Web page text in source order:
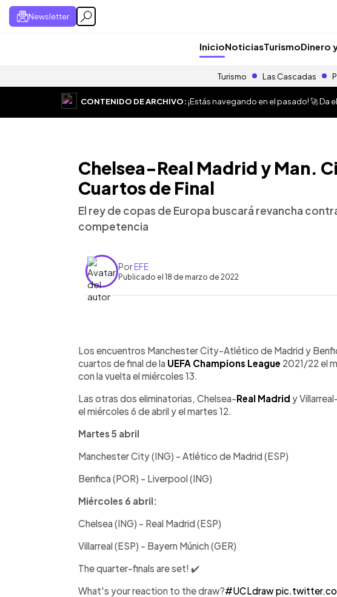
Newsletter
InicioNoticiasTurismoDinero
Turismo Las Cascadas
CONTENIDO DE ARCHIVO:¡Estás navegando en el pasado! 🚀 Da
Chelsea-Real Madrid y Man.
Cuartos de Final
El rey de copas de Europa buscará revancha
competencia
PorEFE
Publicado el 18 de marzo de 2022
Escuchar artículo
Los encuentros Manchester City-Atlético de Madrid y
cuartos de final de la UEFA Champions League 2021/22 el
con la vuelta el miércoles 13.
Las otras dos eliminatorias, Chelsea-Real Madrid y
el miércoles 6 de abril y el martes 12.
Martes 5 abril
Manchester City (ING) - Atlético de Madrid (ESP)
Benfica (POR) - Liverpool (ING)
Miércoles 6 abril:
Chelsea (ING) - Real Madrid (ESP)
Villarreal (ESP) - Bayern Múnich (GER)
The quarter-finals are set! ✔️
What's your reaction to the draw?#UCLdraw